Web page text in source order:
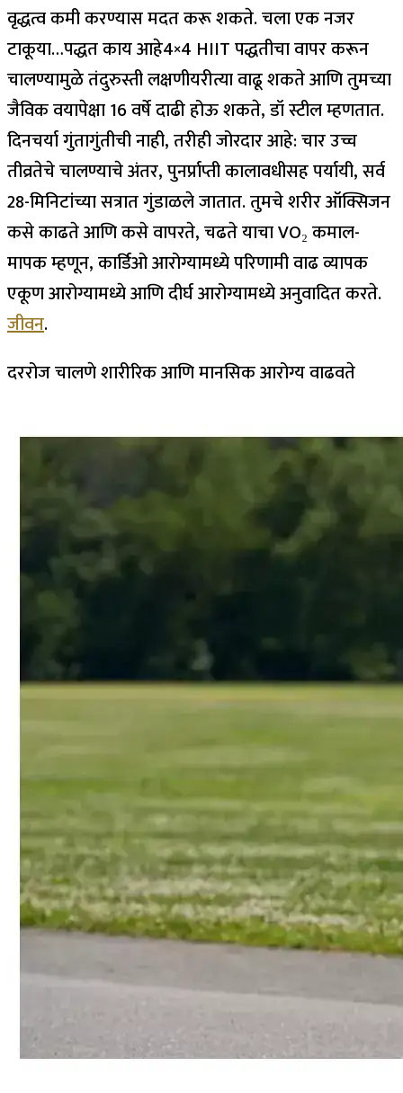
वृद्धत्व कमी करण्यास मदत करू शकते. चला एक नजर
टाकूया…पद्धत काय आहे4×4 HIIT पद्धतीचा वापर करून
चालण्यामुळे तंदुरुस्ती लक्षणीयरीत्या वाढू शकते आणि तुमच्या
जैविक वयापेक्षा 16 वर्षे दाढी होऊ शकते, डॉ स्टील म्हणतात.
दिनचर्या गुंतागुंतीची नाही, तरीही जोरदार आहे: चार उच्च
तीव्रतेचे चालण्याचे अंतर, पुनर्प्राप्ती कालावधीसह पर्यायी, सर्व
28-मिनिटांच्या सत्रात गुंडाळले जातात. तुमचे शरीर ऑक्सिजन
कसे काढते आणि कसे वापरते, चढते याचा VO₂ कमाल-
मापक म्हणून, कार्डिओ आरोग्यामध्ये परिणामी वाढ व्यापक
एकूण आरोग्यामध्ये आणि दीर्घ आरोग्यामध्ये अनुवादित करते.
जीवन.
दररोज चालणे शारीरिक आणि मानसिक आरोग्य वाढवते